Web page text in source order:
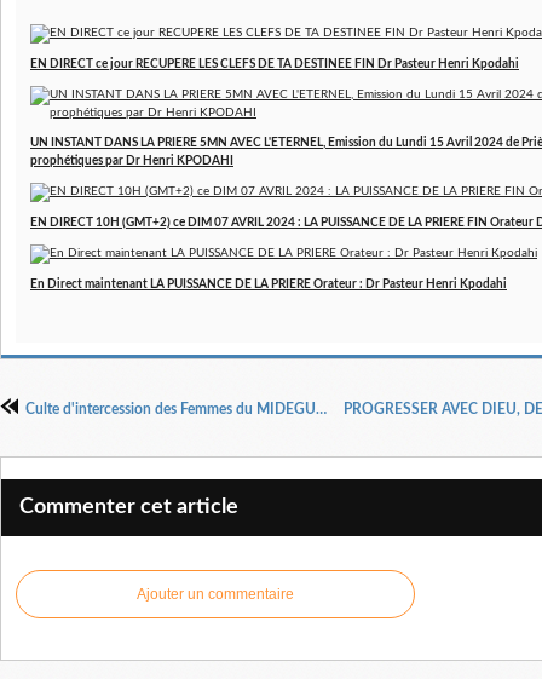
EN DIRECT ce jour RECUPERE LES CLEFS DE TA DESTINEE FIN Dr Pasteur Henri Kpodahi
UN INSTANT DANS LA PRIERE 5MN AVEC L'ETERNEL, Emission du Lundi 15 Avril 2024 de
prophétiques par Dr Henri KPODAHI
EN DIRECT 10H (GMT+2) ce DIM 07 AVRIL 2024 : LA PUISSANCE DE LA PRIERE FIN
En Direct maintenant LA PUISSANCE DE LA PRIERE Orateur : Dr Pasteur Henri Kpodahi
Culte d'intercession des Femmes du MIDEGUEM du 28 février 2020 sur Youtube
Commenter cet article
Ajouter un commentaire